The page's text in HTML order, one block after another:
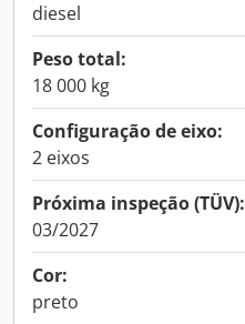
diesel
Peso total:
18 000 kg
Configuração de eixo:
2 eixos
Próxima inspeção (TÜV):
03/2027
Cor:
preto